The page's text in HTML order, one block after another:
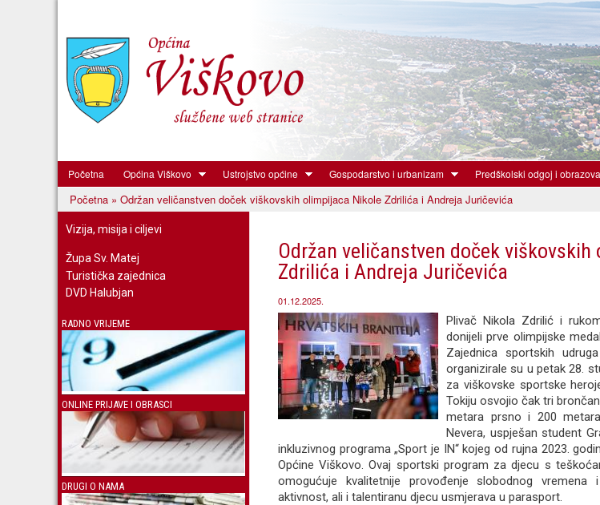
Skoči
glavni
sadržaj
Općina
Viškovo
Početna Općina Viškovo Ustrojstvo općine Gospodarstvo i urbanizam Predškolski odgoj i
Vi ste ovdje
Početna » Održan veličanstven doček viškovskih olimpijaca Nikole Zdrilića i Andreja Juričevića
Vizija, misija i ciljevi
Župa Sv. Matej
Turistička zajednica
DVD Halubjan
RADNO VRIJEME
ONLINE PRIJAVE I OBRASCI
DRUGI O NAMA
Održan veličanstven doček
Zdrilića i Andreja Juričevića
01.12.2025.
Plivač Nikola Zdrilić i
donijeli prve olimpijske
Zajednica sportskih
organizirale su u petak 28.
za viškovske sportske
Tokiju osvojio čak tri
metara prsno i 200
Nevera, uspješan student
inkluzivnog programa „Sport je IN“ kojeg od rujna 2023.
Općine Viškovo. Ovaj sportski program za djecu s
omogućuje kvalitetnije provođenje slobodnog
aktivnost, ali i talentiranu djecu usmjerava u parasport.